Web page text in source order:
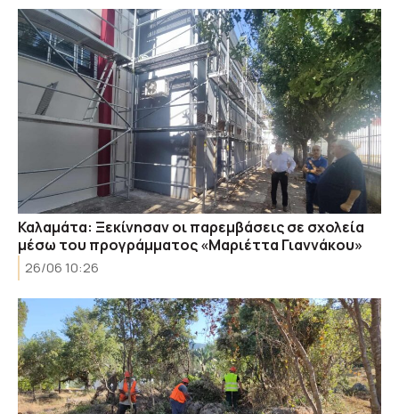
Καλαμάτα: Ξεκίνησαν οι παρεμβάσεις σε σχολεία
μέσω του προγράμματος «Μαριέττα Γιαννάκου»
26/06 10:26